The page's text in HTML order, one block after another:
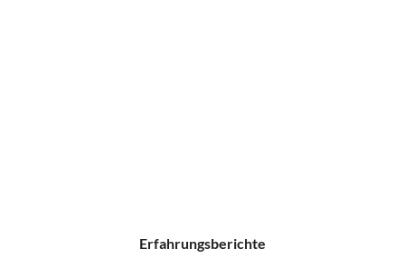
Erfahrungsberichte